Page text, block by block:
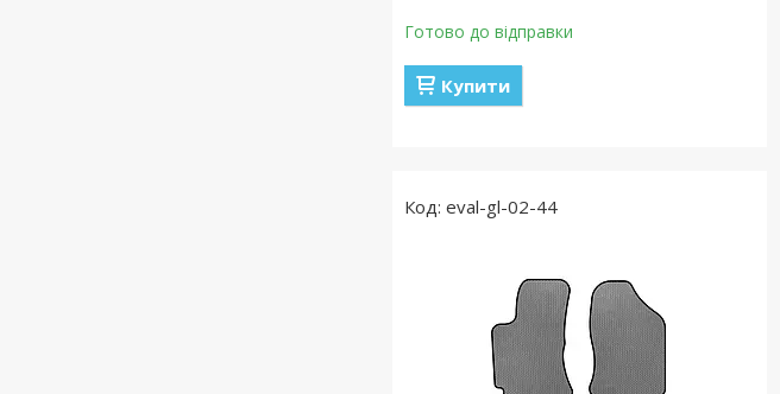
Готово до відправки
Купити
eval-gl-02-44